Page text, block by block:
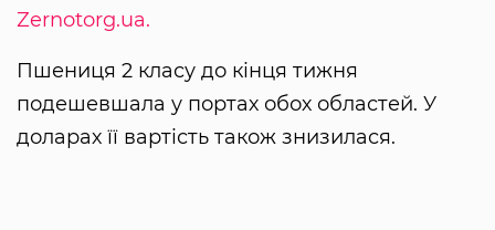
Zernotorg.ua.
Пшениця 2 класу до кінця тижня
подешевшала у портах обох областей. У
доларах її вартість також знизилася.